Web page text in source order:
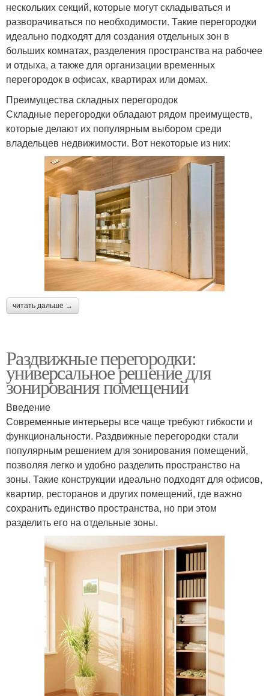
нескольких секций, которые могут складываться и
разворачиваться по необходимости. Такие перегородки
идеально подходят для создания отдельных зон в
больших комнатах, разделения пространства на рабочее
и отдыха, а также для организации временных
перегородок в офисах, квартирах или домах.
Преимущества складных перегородок
Складные перегородки обладают рядом преимуществ,
которые делают их популярным выбором среди
владельцев недвижимости. Вот некоторые из них:
читать дальше →
Раздвижные перегородки:
универсальное решение для
зонирования помещений
Введение
Современные интерьеры все чаще требуют гибкости и
функциональности. Раздвижные перегородки стали
популярным решением для зонирования помещений,
позволяя легко и удобно разделить пространство на
зоны. Такие конструкции идеально подходят для офисов,
квартир, ресторанов и других помещений, где важно
сохранить единство пространства, но при этом
разделить его на отдельные зоны.